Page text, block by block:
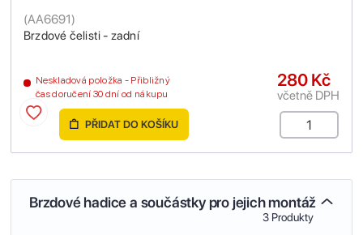
Brzdové čelisti - zadní
(AA6691)
Neskladová položka - Přibližný
čas doručení 30 dní od nákupu
280 Kč
včetně DPH
PŘIDAT DO KOŠÍKU
Brzdové hadice a součástky pro jejich montáž
3 Produkty